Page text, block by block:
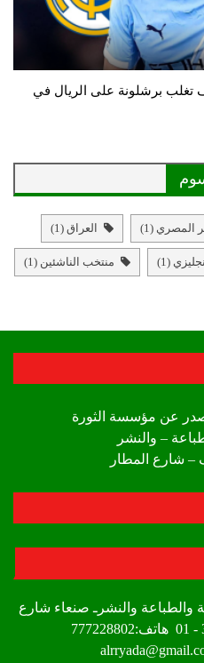
تغلب برشلونة على الريال في
المصري (1) العراق (1)
(1) منتخب الناشئين (1)
عن مؤسسة الثورة
– والنشر
– شارع المطار
والطباعة والنشرـ صنعاء شارع